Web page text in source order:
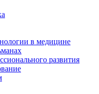
в медицине
развития